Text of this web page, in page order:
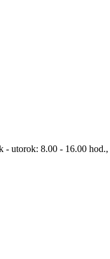
utorok: 8.00 - 16.00